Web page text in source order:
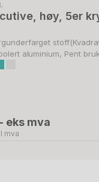
høy, 5er
aluminium, Pent
eks mva
mva